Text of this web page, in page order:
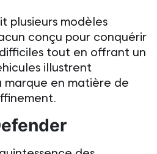
plusieurs modèles
conçu pour conquérir
difficiles tout en offrant un
illustrent
marque en matière de